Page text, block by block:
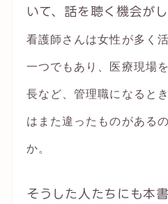
いて、話を聴く機会が
看護師さんは女性が多く
一つでもあり、医療現場
長など、管理職になると
はまた違ったものがある
か。
そうした人たちにも本